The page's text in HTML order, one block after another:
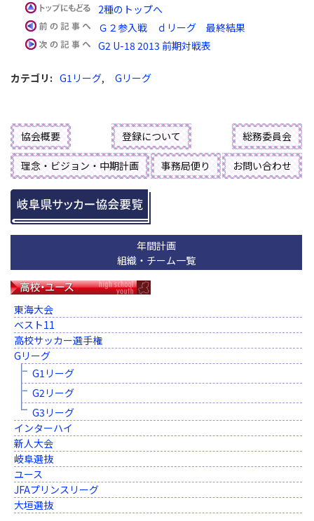
2種のトップへ
Ｇ２参入戦 ｄリーグ 最終結果
G2 U-18 2013 前期対戦表
カテゴリ : G1リーグ, Gリーグ
協会概要 登録について 総務委員会
理念・ビジョン・中期計画 事務局便り お問い合わせ
年間計画
組織・チーム一覧
東海大会
ベスト11
高校サッカー選手権
Gリーグ
G1リーグ
G2リーグ
G3リーグ
インターハイ
新人大会
岐阜選抜
ユース
JFAプリンスリーグ
大垣選抜